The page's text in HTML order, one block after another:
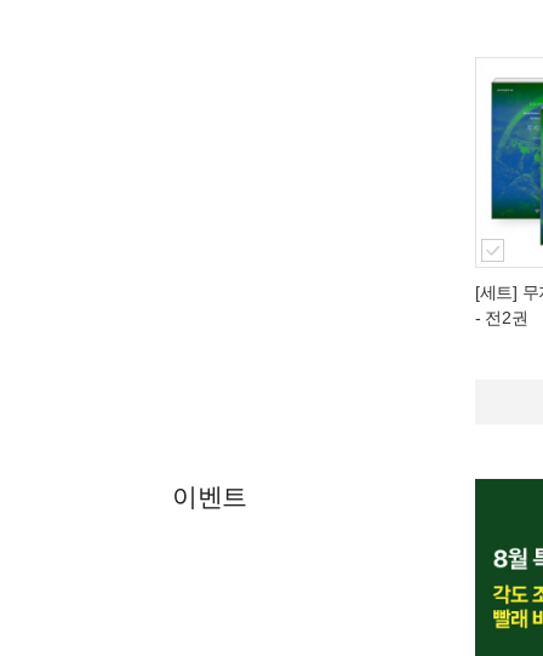
[세트]
- 전2권
이벤트